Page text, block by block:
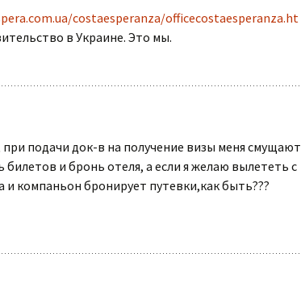
costaesperanza/officecostaesperanza.ht
в Украине. Это мы.
подачи док-в на получение визы меня смущают
билетов и бронь отеля, а если я желаю вылететь с
и компаньон бронирует путевки,как быть???